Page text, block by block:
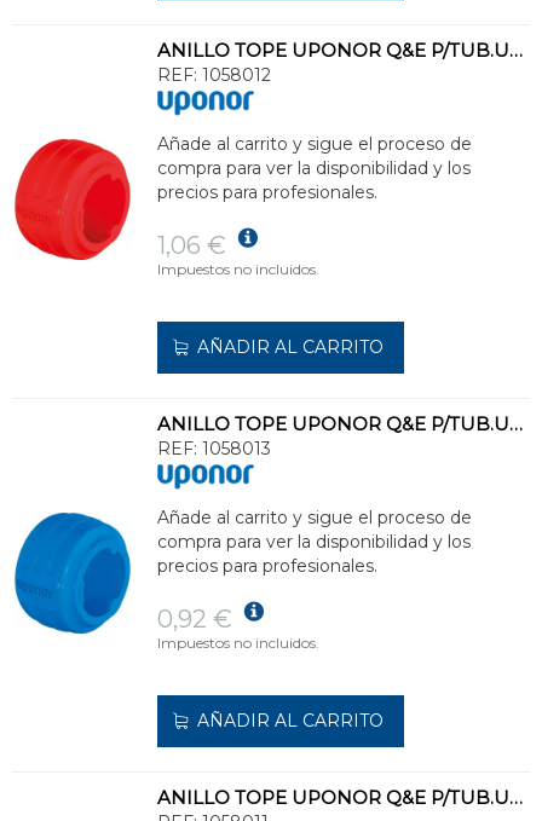
ANILLO TOPE UPONOR Q&E P/TUB.UPONOR PEX d.25 COLOR RJ
REF: 1058012
Añade al carrito y sigue el proceso de
compra para ver la disponibilidad y los
precios para profesionales.
1,06 €
Impuestos no incluidos.
AÑADIR AL CARRITO
ANILLO TOPE UPONOR Q&E P/TUB.UPONOR PEX d.16 COLOR AZ
REF: 1058013
Añade al carrito y sigue el proceso de
compra para ver la disponibilidad y los
precios para profesionales.
0,92 €
Impuestos no incluidos.
AÑADIR AL CARRITO
ANILLO TOPE UPONOR Q&E P/TUB.UPONOR PEX d.20 COLOR RJ